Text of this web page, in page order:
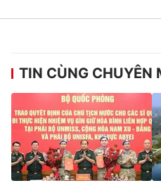
® Cấm sao chép dưới mọi hình
thuận bằng văn bản. Ghi rõ
thông tin từ website này.
TIN CÙNG CHUYÊN